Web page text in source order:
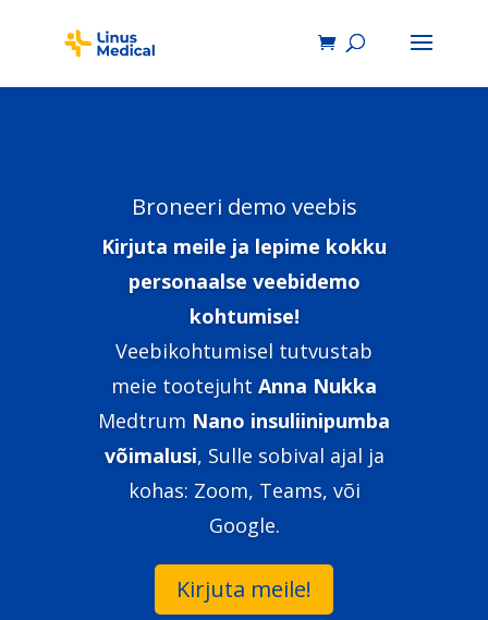
Broneeri demo veebis
Kirjuta meile ja lepime kokku
personaalse veebidemo
kohtumise!
Veebikohtumisel tutvustab
meie tootejuht Anna Nukka
Medtrum Nano insuliinipumba
võimalusi, Sulle sobival ajal ja
kohas: Zoom, Teams, või
Google.
Kirjuta meile!